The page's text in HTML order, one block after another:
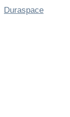
Duraspace